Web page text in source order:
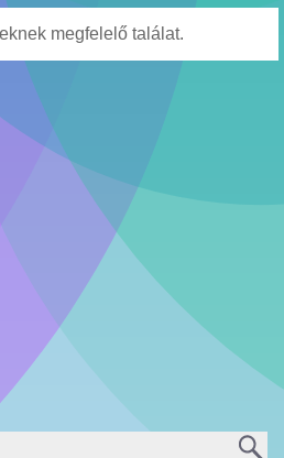
megfelelő találat.